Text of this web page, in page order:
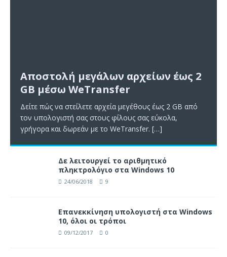
Αποστολή μεγάλων αρχείων έως 2
GB μέσω WeTransfer
Δείτε πώς να στείλετε αρχεία μεγέθους έως 2 GB από
τον υπολογιστή σας στους φίλους σας εύκολα,
γρήγορα και δωρεάν με το WeTransfer. […]
Δε λειτουργεί το αριθμητικό
πληκτρολόγιο στα Windows 10
24/06/2018 9
Επανεκκίνηση υπολογιστή στα Windows
10, όλοι οι τρόποι
09/12/2017 0